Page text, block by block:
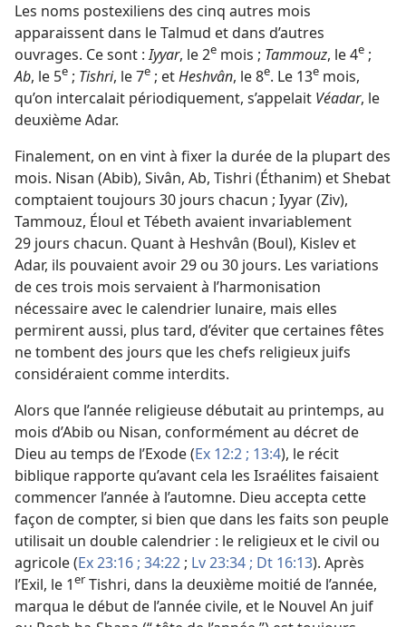
Les noms postexiliens des cinq autres mois
apparaissent dans le Talmud et dans d’autres
ouvrages. Ce sont :Iyyar, le 2e mois ; Tammouz, le 4e ;
Ab, le 5e ; Tishri, le 7e ; etHeshvân, le 8e. Le 13e mois,
qu’on intercalait périodiquement, s’appelait Véadar, le
deuxième Adar.
Finalement, on en vint à fixer la durée de la plupart des
mois. Nisan (Abib), Sivân, Ab, Tishri (Éthanim) et Shebat
comptaient toujours 30 jours chacun ; Iyyar (Ziv),
Tammouz, Éloul et Tébeth avaient invariablement
29 jours chacun. Quant à Heshvân (Boul), Kislev et
Adar, ils pouvaient avoir 29 ou 30 jours. Les variations
de ces trois mois servaient à l’harmonisation
nécessaire avec le calendrier lunaire, mais elles
permirent aussi, plus tard, d’éviter que certaines fêtes
ne tombent des jours que les chefs religieux juifs
considéraient comme interdits.
Alors que l’année religieuse débutait au printemps, au
mois d’Abib ou Nisan, conformément au décret de
Dieu au temps de l’Exode (Ex 12:2 ; 13:4), le récit
biblique rapporte qu’avant cela les Israélites faisaient
commencer l’année à l’automne. Dieu accepta cette
façon de compter, si bien que dans les faits son peuple
utilisait un double calendrier : le religieux et le civil ou
agricole (Ex 23:16 ; 34:22 ; Lv 23:34 ; Dt 16:13). Après
l’Exil, le 1er Tishri, dans la deuxième moitié de l’année,
marqua le début de l’année civile, et le Nouvel An juif